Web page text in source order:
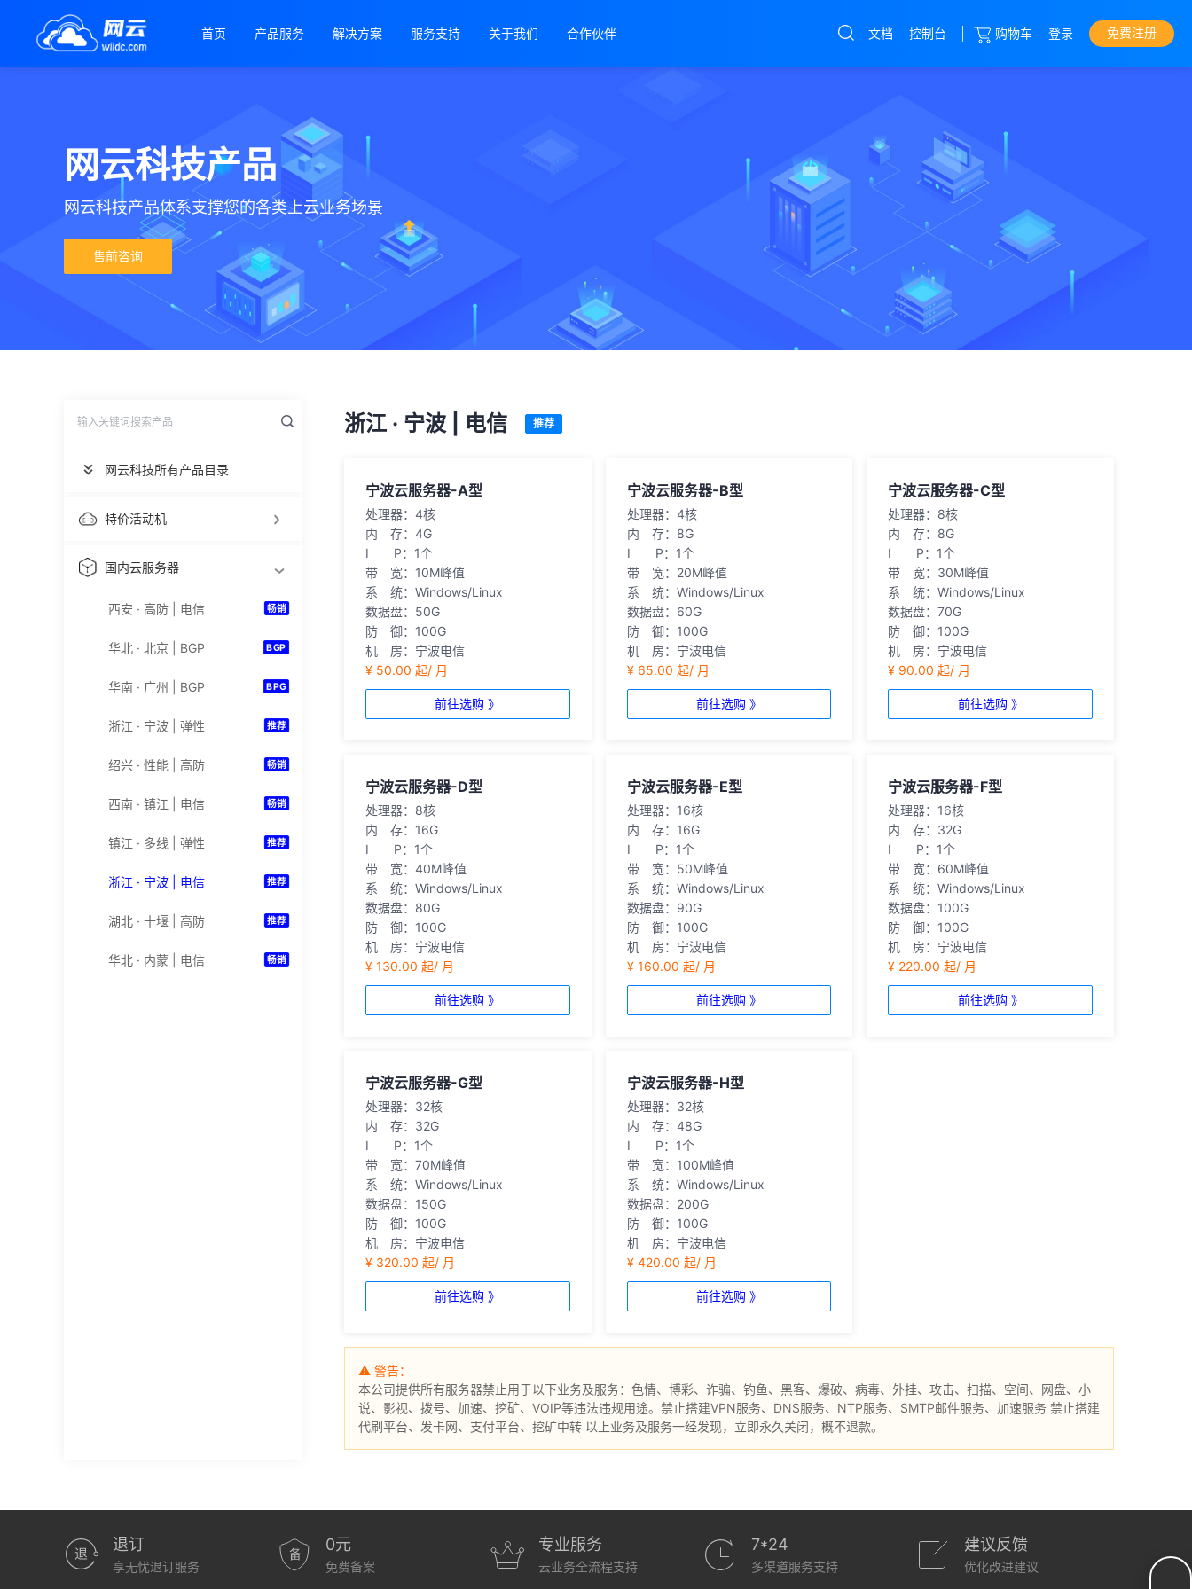
首页 产品服务 解决方案 服务支持 关于我们 合作伙伴
高防服务器
免备案服务器
挂机宝
优惠卷
文档 控制台 购物车 登录 免费注册
网云科技产品
网云科技产品体系支撑您的各类上云业务场景
售前咨询
网云科技所有产品目录
特价活动机
国内云服务器
西安 · 高防 | 电信 畅销
华北 · 北京 | BGP BGP
华南 · 广州 | BGP BPG
浙江 · 宁波 | 弹性 推荐
绍兴 · 性能 | 高防 畅销
西南 · 镇江 | 电信 畅销
镇江 · 多线 | 弹性 推荐
浙江 · 宁波 | 电信 推荐
湖北 · 十堰 | 高防 推荐
华北 · 内蒙 | 电信 畅销
浙江 · 宁波 | 电信 推荐
宁波云服务器-A型
处理器：4核
内 存：4G
I P：1个
带 宽：10M峰值
系 统：Windows/Linux
数据盘：50G
防 御：100G
机 房：宁波电信
¥ 50.00 起/ 月
前往选购 》
宁波云服务器-B型
处理器：4核
内 存：8G
I P：1个
带 宽：20M峰值
系 统：Windows/Linux
数据盘：60G
防 御：100G
机 房：宁波电信
¥ 65.00 起/ 月
前往选购 》
宁波云服务器-C型
处理器：8核
内 存：8G
I P：1个
带 宽：30M峰值
系 统：Windows/Linux
数据盘：70G
防 御：100G
机 房：宁波电信
¥ 90.00 起/ 月
前往选购 》
宁波云服务器-D型
处理器：8核
内 存：16G
I P：1个
带 宽：40M峰值
系 统：Windows/Linux
数据盘：80G
防 御：100G
机 房：宁波电信
¥ 130.00 起/ 月
前往选购 》
宁波云服务器-E型
处理器：16核
内 存：16G
I P：1个
带 宽：50M峰值
系 统：Windows/Linux
数据盘：90G
防 御：100G
机 房：宁波电信
¥ 160.00 起/ 月
前往选购 》
宁波云服务器-F型
处理器：16核
内 存：32G
I P：1个
带 宽：60M峰值
系 统：Windows/Linux
数据盘：100G
防 御：100G
机 房：宁波电信
¥ 220.00 起/ 月
前往选购 》
宁波云服务器-G型
处理器：32核
内 存：32G
I P：1个
带 宽：70M峰值
系 统：Windows/Linux
数据盘：150G
防 御：100G
机 房：宁波电信
¥ 320.00 起/ 月
前往选购 》
宁波云服务器-H型
处理器：32核
内 存：48G
I P：1个
带 宽：100M峰值
系 统：Windows/Linux
数据盘：200G
防 御：100G
机 房：宁波电信
¥ 420.00 起/ 月
前往选购 》
⚠ 警告：
本公司提供所有服务器禁止用于以下业务及服务：色情、博彩、诈骗、钓鱼、黑客、爆破、病毒、外挂、攻击、扫描、空间、网盘、小
说、影视、拨号、加速、挖矿、VOIP等违法违规用途。禁止搭建VPN服务、DNS服务、NTP服务、SMTP邮件服务、加速服务 禁止搭建
代刷平台、发卡网、支付平台、挖矿中转 以上业务及服务一经发现，立即永久关闭，概不退款。
退订
享无忧退订服务
0元
免费备案
专业服务
云业务全流程支持
7*24
多渠道服务支持
建议反馈
优化改进建议